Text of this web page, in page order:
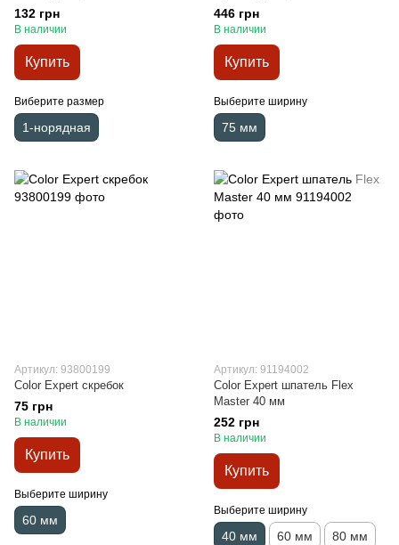
132 грн
В наличии
Купить
Виберите размер
1-норядная
446 грн
В наличии
Купить
Выберите ширину
75 мм
Артикул: 93800199
Color Expert скребок
75 грн
В наличии
Купить
Выберите ширину
60 мм
Артикул: 91194002
Color Expert шпатель Flex
Master 40 мм
252 грн
В наличии
Купить
Выберите ширину
40 мм 60 мм 80 мм